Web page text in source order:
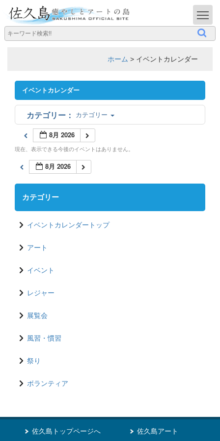
ホーム > イベントカレンダー
イベントカレンダー
カテゴリー
8月 2026
現在、表示できる今後のイベントはありません。
8月 2026
カテゴリー
イベントカレンダートップ
アート
イベント
レジャー
展覧会
風習・慣習
祭り
ボランティア
佐久島トップページへ 佐久島アート